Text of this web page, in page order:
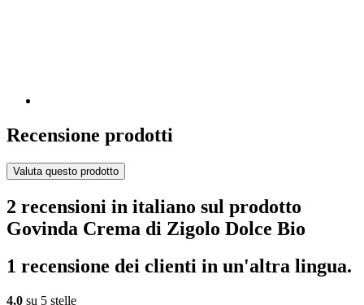
Recensione prodotti
Valuta questo prodotto
2 recensioni in italiano sul prodotto
Govinda Crema di Zigolo Dolce Bio
1 recensione dei clienti in un'altra lingua.
4,0 su 5 stelle